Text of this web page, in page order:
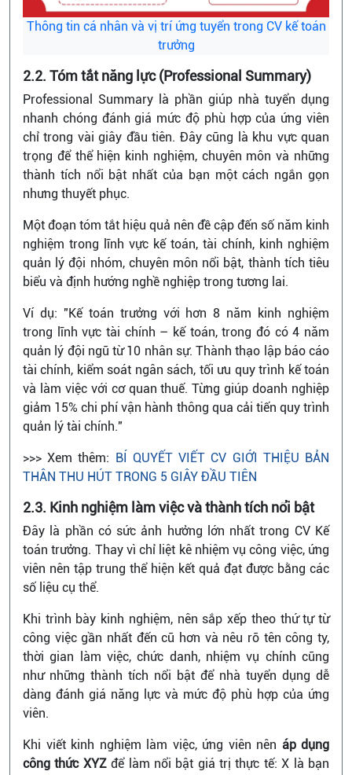
Thông tin cá nhân và vị trí ứng tuyển trong CV kế toán
trưởng
2.2. Tóm tắt năng lực (Professional Summary)
Professional Summary là phần giúp nhà tuyển dụng
nhanh chóng đánh giá mức độ phù hợp của ứng viên
chỉ trong vài giây đầu tiên. Đây cũng là khu vực quan
trọng để thể hiện kinh nghiệm, chuyên môn và những
thành tích nổi bật nhất của bạn một cách ngắn gọn
nhưng thuyết phục.
Một đoạn tóm tắt hiệu quả nên đề cập đến số năm kinh
nghiệm trong lĩnh vực kế toán, tài chính, kinh nghiệm
quản lý đội nhóm, chuyên môn nổi bật, thành tích tiêu
biểu và định hướng nghề nghiệp trong tương lai.
Ví dụ: "Kế toán trưởng với hơn 8 năm kinh nghiệm
trong lĩnh vực tài chính – kế toán, trong đó có 4 năm
quản lý đội ngũ từ 10 nhân sự. Thành thạo lập báo cáo
tài chính, kiểm soát ngân sách, tối ưu quy trình kế toán
và làm việc với cơ quan thuế. Từng giúp doanh nghiệp
giảm 15% chi phí vận hành thông qua cải tiến quy trình
quản lý tài chính."
>>> Xem thêm: BÍ QUYẾT VIẾT CV GIỚI THIỆU BẢN
THÂN THU HÚT TRONG 5 GIÂY ĐẦU TIÊN
2.3. Kinh nghiệm làm việc và thành tích nổi bật
Đây là phần có sức ảnh hưởng lớn nhất trong CV Kế
toán trưởng. Thay vì chỉ liệt kê nhiệm vụ công việc, ứng
viên nên tập trung thể hiện kết quả đạt được bằng các
số liệu cụ thể.
Khi trình bày kinh nghiệm, nên sắp xếp theo thứ tự từ
công việc gần nhất đến cũ hơn và nêu rõ tên công ty,
thời gian làm việc, chức danh, nhiệm vụ chính cũng
như những thành tích nổi bật để nhà tuyển dụng dễ
dàng đánh giá năng lực và mức độ phù hợp của ứng
viên.
Khi viết kinh nghiệm làm việc, ứng viên nên áp dụng
công thức XYZđể làm nổi bật giá trị thực tế: X là bạn